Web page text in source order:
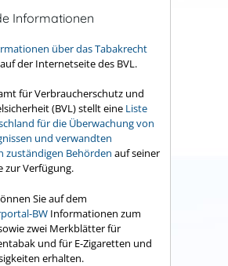
Informationen
über das Tabakrecht
der Internetseite des BVL.
für Verbraucherschutz und
(BVL) stellt eine Liste
für die Überwachung von
und verwandten
zuständigen Behörden auf seiner
zur Verfügung.
Sie auf dem
BW Informationen zum
zwei Merkblätter für
und für E-Zigaretten und
erhalten.